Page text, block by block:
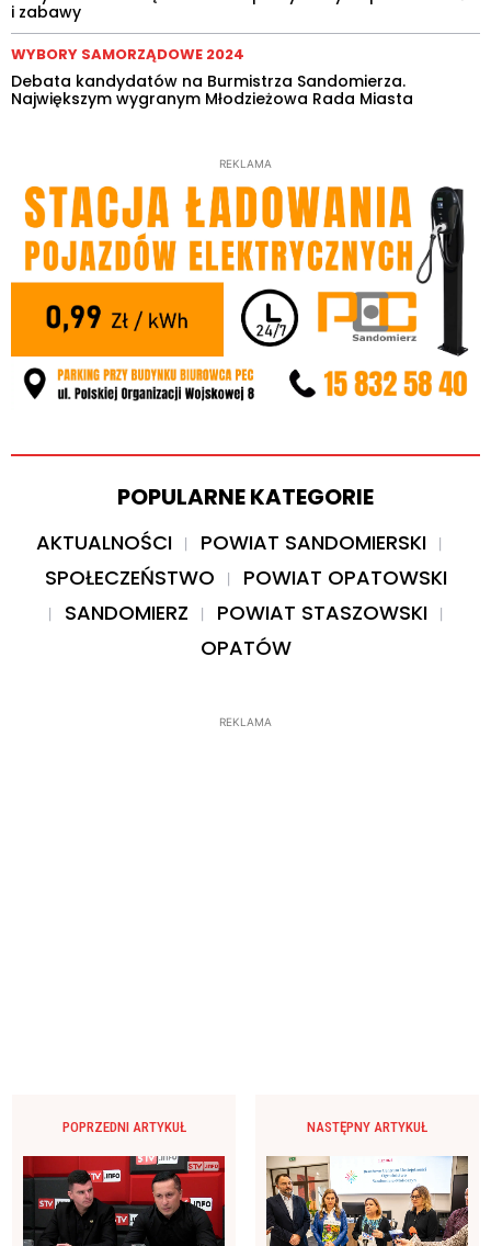
i zabawy
WYBORY SAMORZĄDOWE 2024
Debata kandydatów na Burmistrza Sandomierza.
Największym wygranym Młodzieżowa Rada Miasta
REKLAMA
POPULARNE KATEGORIE
AKTUALNOŚCI
POWIAT SANDOMIERSKI
SPOŁECZEŃSTWO
POWIAT OPATOWSKI
SANDOMIERZ
POWIAT STASZOWSKI
OPATÓW
REKLAMA
POPRZEDNI ARTYKUŁ NASTĘPNY ARTYKUŁ